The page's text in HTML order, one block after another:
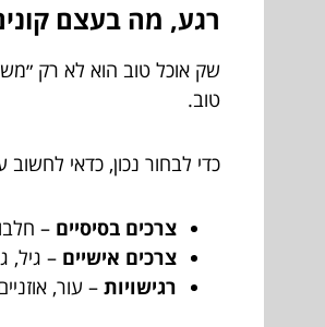
רגע, מה בעצם
שק אוכל טוב הוא לא רק
טוב.
כדי לבחור נכון, כדאי
צרכים בסיסיים –
צרכים אישיים – גיל,
רגישויות – עור,